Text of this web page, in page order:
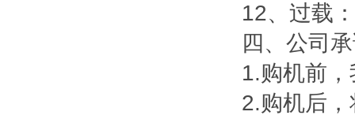
12、过载
四、公司
1.购机前
2.购机后